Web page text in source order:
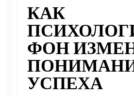
КАК
ФОН
УСПЕХА